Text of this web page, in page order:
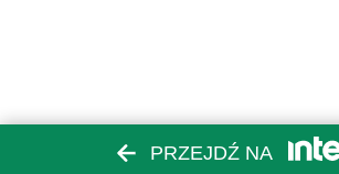
PRZEJDŹ NA